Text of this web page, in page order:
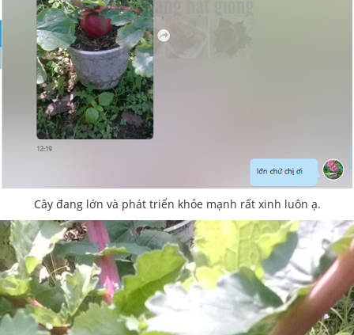
Cây đang lớn và phát triển khỏe mạnh rất xinh luôn ạ.